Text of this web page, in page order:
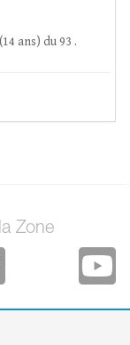
(14 ans) du 93 .
Zone